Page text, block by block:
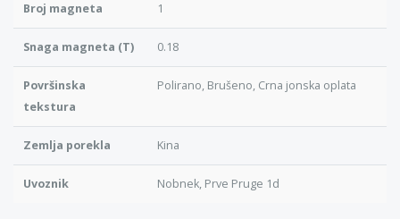
Broj magneta 1
Snaga magneta (T) 0.18
Površinska
tekstura
Polirano, Brušeno, Crna jonska oplata
Zemlja porekla Kina
Uvoznik Nobnek, Prve Pruge 1d